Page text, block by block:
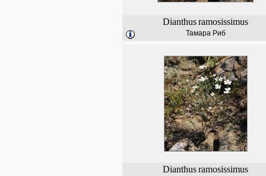
Dianthusramosissimus
Тамара Риб
Dianthusramosissimus